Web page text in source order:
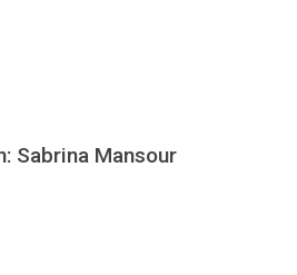
Sabrina Mansour